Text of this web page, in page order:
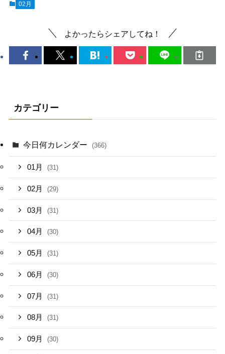
02月
よかったらシェアしてね！
カテゴリー
今日何カレンダー (366)
01月 (31)
02月 (29)
03月 (31)
04月 (30)
05月 (31)
06月 (30)
07月 (31)
08月 (31)
09月 (30)